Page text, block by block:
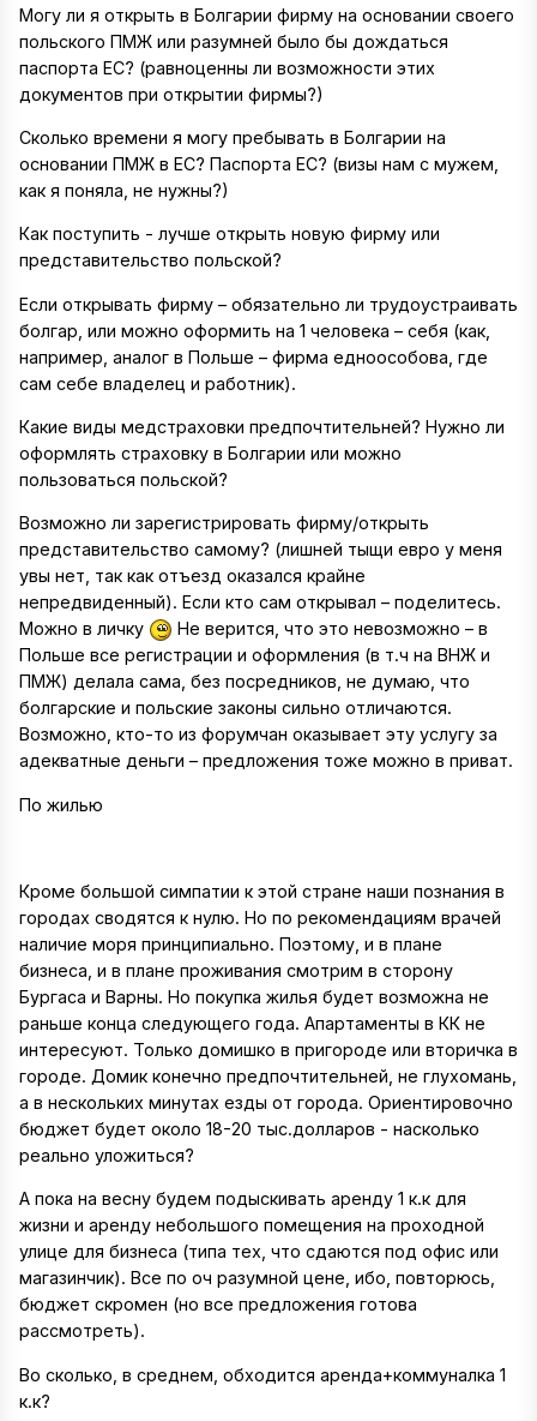
Могу ли я открыть в Болгарии фирму на основании своего
польского ПМЖ или разумней было бы дождаться
паспорта ЕС? (равноценны ли возможности этих
документов при открытии фирмы?)
Сколько времени я могу пребывать в Болгарии на
основании ПМЖ в ЕС? Паспорта ЕС? (визы нам с мужем,
как я поняла, не нужны?)
Как поступить - лучше открыть новую фирму или
представительство польской?
Если открывать фирму – обязательно ли трудоустраивать
болгар, или можно оформить на 1 человека – себя (как,
например, аналог в Польше – фирма едноособова, где
сам себе владелец и работник).
Какие виды медстраховки предпочтительней? Нужно ли
оформлять страховку в Болгарии или можно
пользоваться польской?
Возможно ли зарегистрировать фирму/открыть
представительство самому? (лишней тыщи евро у меня
увы нет, так как отъезд оказался крайне
непредвиденный). Если кто сам открывал – поделитесь.
Можно в личку
Не верится, что это невозможно – в
Польше все регистрации и оформления (в т.ч на ВНЖ и
ПМЖ) делала сама, без посредников, не думаю, что
болгарские и польские законы сильно отличаются.
Возможно, кто-то из форумчан оказывает эту услугу за
адекватные деньги – предложения тоже можно в приват.
По жилью
Кроме большой симпатии к этой стране наши познания в
городах сводятся к нулю. Но по рекомендациям врачей
наличие моря принципиально. Поэтому, и в плане
бизнеса, и в плане проживания смотрим в сторону
Бургаса и Варны. Но покупка жилья будет возможна не
раньше конца следующего года. Апартаменты в КК не
интересуют. Только домишко в пригороде или вторичка в
городе. Домик конечно предпочтительней, не глухомань,
а в нескольких минутах езды от города. Ориентировочно
бюджет будет около 18-20 тыс.долларов - насколько
реально уложиться?
А пока на весну будем подыскивать аренду 1 к.к для
жизни и аренду небольшого помещения на проходной
улице для бизнеса (типа тех, что сдаются под офис или
магазинчик). Все по оч разумной цене, ибо, повторюсь,
бюджет скромен (но все предложения готова
рассмотреть).
Во сколько, в среднем, обходится аренда+коммуналка 1
к.к?